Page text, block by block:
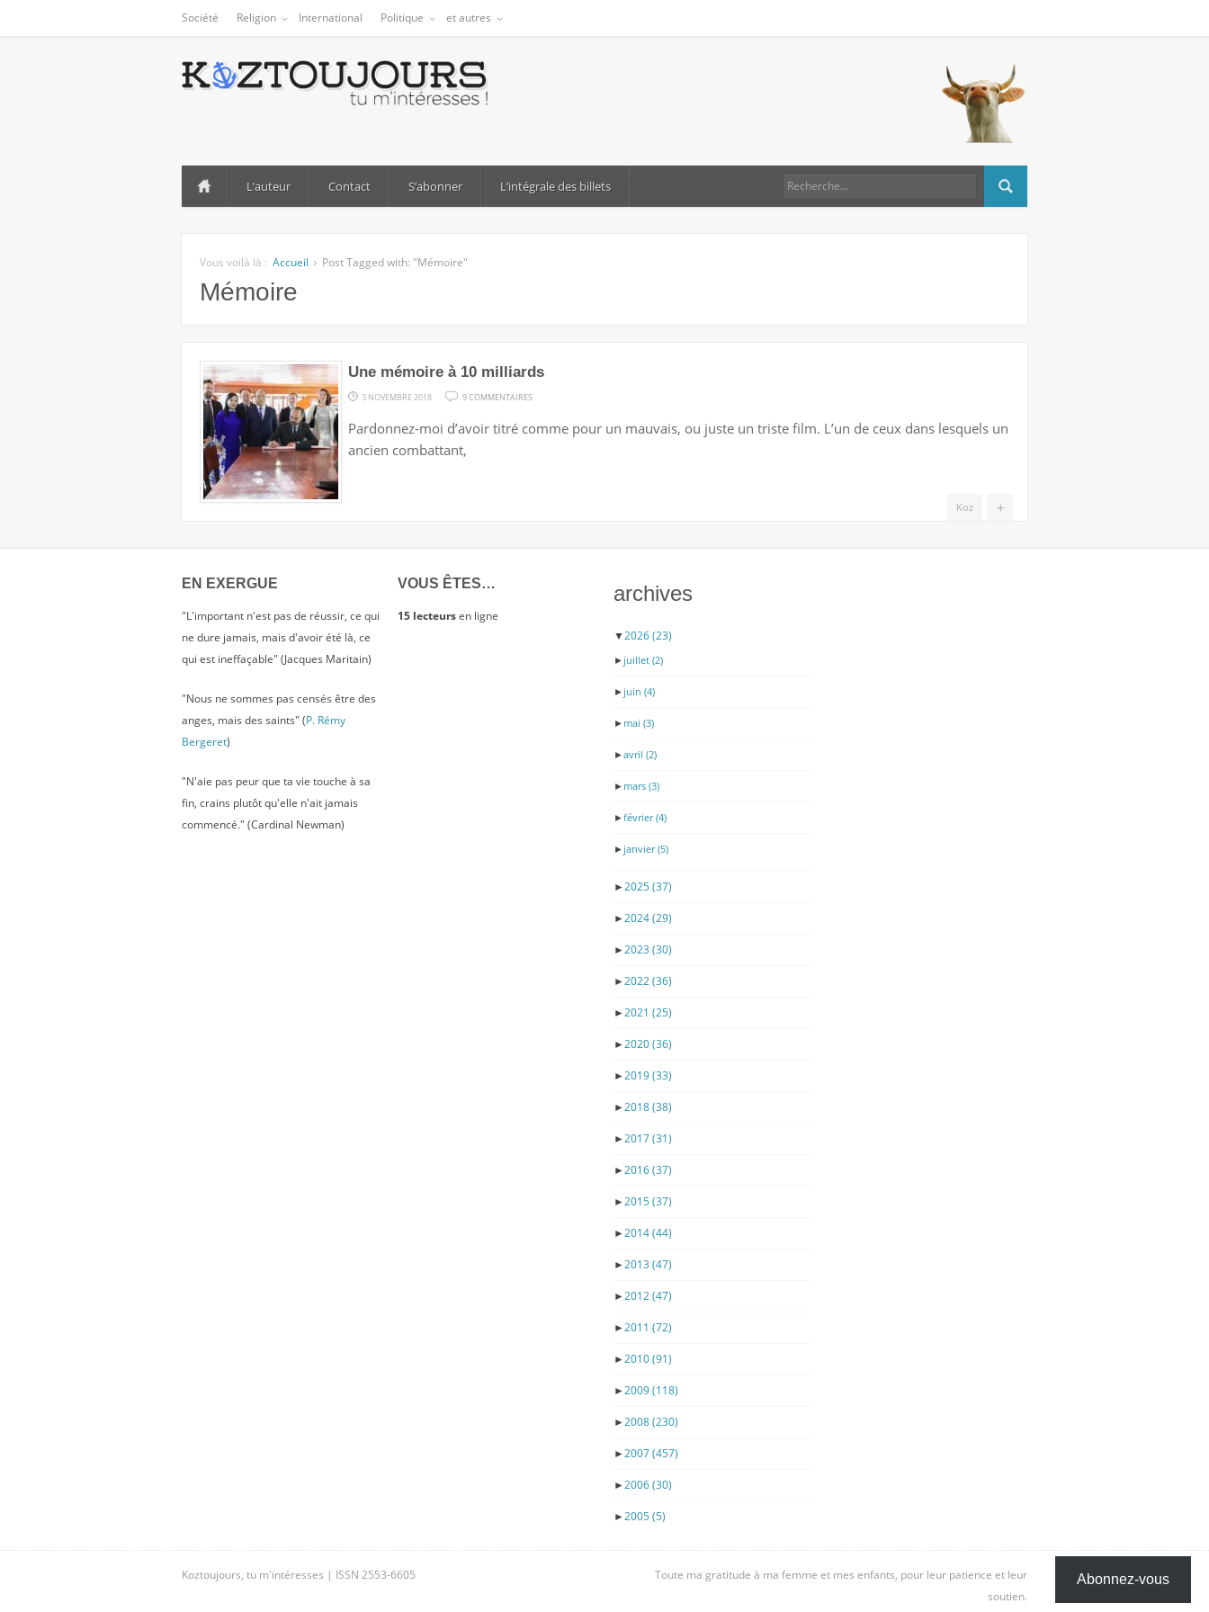
Société Religion International Politique et autres
L’auteur Contact S’abonner L’intégrale des billets
Vous voilà là : Accueil Post Tagged with: "Mémoire"
Mémoire
Une mémoire à 10 milliards
3 NOVEMBRE 2018 9 COMMENTAIRES
MÉMOIRE
Pardonnez-moi d’avoir titré comme pour un mauvais, ou juste un triste film. L’un de ceux dans lesquels un
ancien combattant,
+
Koz
EN EXERGUE
"L'important n'est pas de réussir, ce qui
ne dure jamais, mais d'avoir été là, ce
qui est ineffaçable" (Jacques Maritain)
"Nous ne sommes pas censés être des
anges, mais des saints" (P. Rémy
Bergeret)
"N'aie pas peur que ta vie touche à sa
fin, crains plutôt qu'elle n'ait jamais
commencé." (Cardinal Newman)
VOUS ÊTES…
15 lecteursen ligne
archives
▼2026(23)
► juillet (2)
► juin (4)
► mai (3)
►avril (2)
► mars (3)
►février(4)
► janvier(5)
►2025(37)
►2024(29)
►2023 (30)
►2022(36)
►2021 (25)
►2020(36)
►2019(33)
►2018(38)
►2017(31)
►2016(37)
►2015(37)
►2014(44)
►2013 (47)
►2012(47)
►2011 (72)
►2010(91)
►2009(118)
►2008(230)
►2007(457)
►2006(30)
►2005(5)
Koztoujours, tu m'intéresses | ISSN 2553-6605
Toute ma gratitude à ma femme et mes enfants, pour leur patience et leur
soutien.
Abonnez-vous